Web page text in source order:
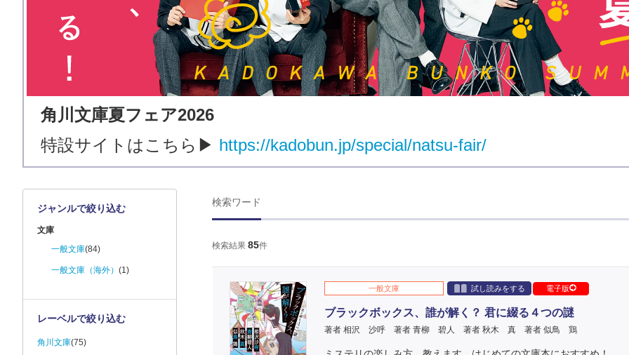
角川文庫夏フェア2026
​特設サイトはこちら▶ https://kadobun.jp/special/natsu-fair/
検索ワード
検索結果 85件
一般文庫 試し読みをする 電子版
ブラックボックス、誰が解く？ 君に綴る４つの謎
著者 相沢 沙呼 著者 青柳 碧人 著者 秋木 真 著者 似鳥 鶏
ジャンルで絞り込む
文庫
一般文庫(84)
一般文庫（海外） (1)
レーベルで絞り込む
角川文庫(75)